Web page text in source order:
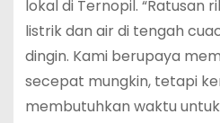
lokal di Ternopil. “Ratusan
listrik dan air di tengah
dingin. Kami berupaya
secepat mungkin, tetapi
membutuhkan waktu